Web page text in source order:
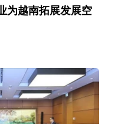
为越南拓展发展空